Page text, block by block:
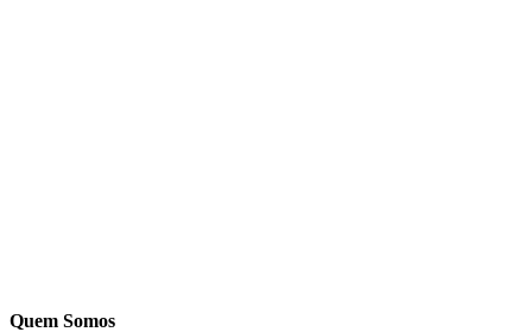
Quem Somos